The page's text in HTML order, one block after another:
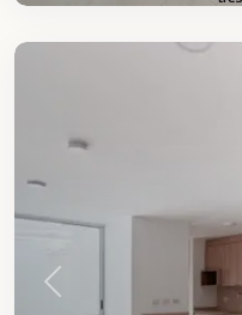
Anterior